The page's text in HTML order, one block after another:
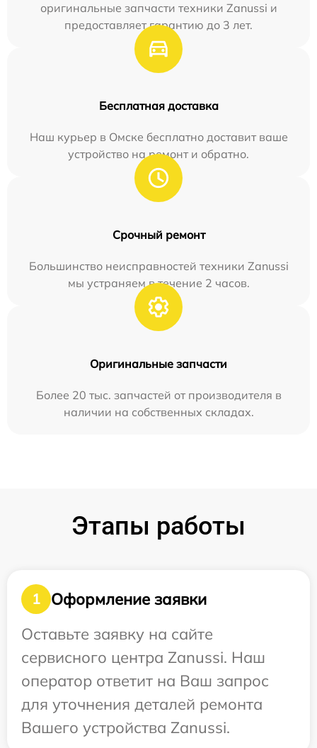
оригинальные запчасти техники Zanussi и
предоставляет гарантию до 3 лет.
Бесплатная доставка
Наш курьер в Омске бесплатно доставит ваше
устройство на ремонт и обратно.
Срочный ремонт
Большинство неисправностей техники Zanussi
мы устраняем в течение 2 часов.
Оригинальные запчасти
Более 20 тыс. запчастей от производителя в
наличии на собственных складах.
Этапы работы
1
Оформление заявки
Оставьте заявку на сайте
сервисного центра Zanussi. Наш
оператор ответит на Ваш запрос
для уточнения деталей ремонта
Вашего устройства Zanussi.